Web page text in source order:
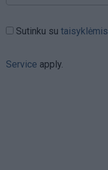
Sutinku su taisyklėmis
Service apply.